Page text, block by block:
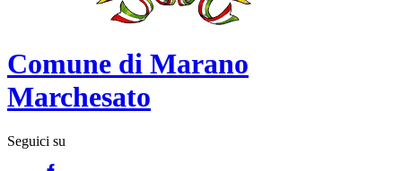
Comune di Marano
Marchesato
Seguici su